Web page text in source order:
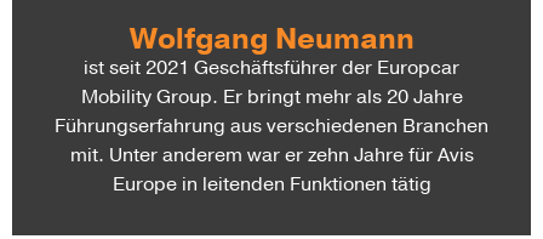
Wolfgang Neumann
ist seit 2021 Geschäftsführer der Europcar
Mobility Group. Er bringt mehr als 20 Jahre
Führungserfahrung aus verschiedenen Branchen
mit. Unter anderem war er zehn Jahre für Avis
Europe in leitenden Funktionen tätig